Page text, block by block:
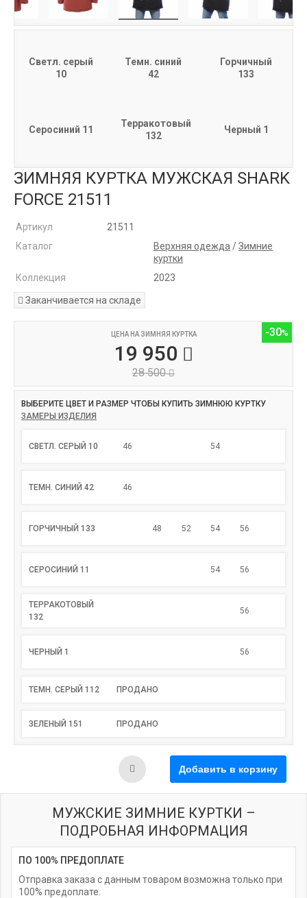
Светл. серый
10
Темн. синий
42
Горчичный
133
Серосиний 11
Терракотовый
132
Черный 1
ЗИМНЯЯ КУРТКА МУЖСКАЯ SHARK
FORCE 21511
Артикул
21511
Каталог
Верхняя одежда /Зимние
куртки
Коллекция
2023
Заканчивается на складе
-30
ЦЕНА НА ЗИМНЯЯ КУРТКА
19 950
28 500
ВЫБЕРИТЕ ЦВЕТ И РАЗМЕР ЧТОБЫ КУПИТЬ ЗИМНЮЮ КУРТКУ
ЗАМЕРЫ ИЗДЕЛИЯ
СВЕТЛ. СЕРЫЙ 10 46 54
ТЕМН. СИНИЙ 42 46
ГОРЧИЧНЫЙ 133 48 52 54 56
СЕРОСИНИЙ 11 54 56
ТЕРРАКОТОВЫЙ
132
56
ЧЕРНЫЙ 1 56
ТЕМН. СЕРЫЙ 112 ПРОДАНО
ЗЕЛЕНЫЙ 151 ПРОДАНО
МУЖСКИЕ ЗИМНИЕ КУРТКИ –
ПОДРОБНАЯ ИНФОРМАЦИЯ
ПО 100% ПРЕДОПЛАТЕ
Отправка заказа с данным товаром возможна только при
100% предоплате.